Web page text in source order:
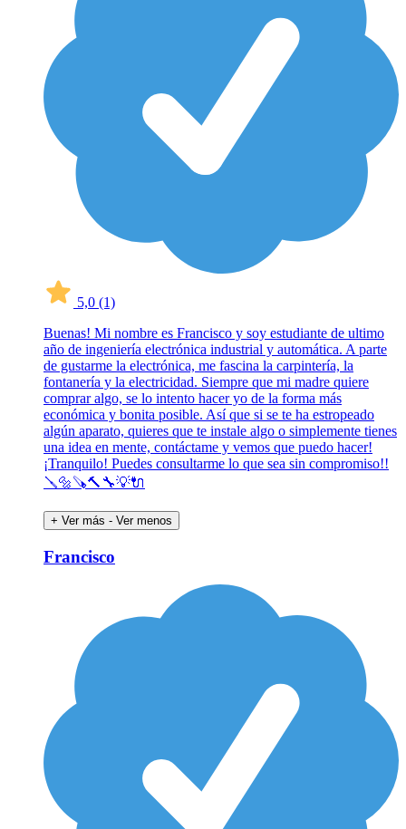
5,0 (1)
Buenas! Mi nombre es Francisco y soy estudiante de ultimo
año de ingeniería electrónica industrial y automática. A parte
de gustarme la electrónica, me fascina la carpintería, la
fontanería y la electricidad. Siempre que mi madre quiere
comprar algo, se lo intento hacer yo de la forma más
económica y bonita posible. Así que si se te ha estropeado
algún aparato, quieres que te instale algo o simplemente tienes
una idea en mente, contáctame y vemos que puedo hacer!
¡Tranquilo! Puedes consultarme lo que sea sin compromiso!!
🪛🔩🪚🔨🔧💡🔌
+ Ver más - Ver menos
Francisco